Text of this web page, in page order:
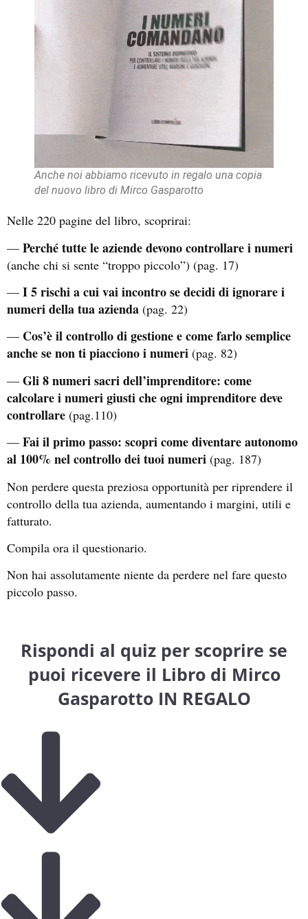
Anche noi abbiamo ricevuto in regalo una copia
del nuovo libro di Mirco Gasparotto
Nelle 220 pagine del libro, scoprirai:
— Perché tutte le aziende devono controllare i numeri
(anche chi si sente “troppo piccolo”) (pag. 17)
— I 5 rischi a cui vai incontro se decidi di ignorare i
numeri della tua azienda (pag. 22)
— Cos’è il controllo di gestione e come farlo semplice
anche se non ti piacciono i numeri (pag. 82)
— Gli 8 numeri sacri dell’imprenditore: come
calcolare i numeri giusti che ogni imprenditore deve
controllare (pag.110)
— Fai il primo passo: scopri come diventare autonomo
al 100% nel controllo dei tuoi numeri (pag. 187)
Non perdere questa preziosa opportunità per riprendere il
controllo della tua azienda, aumentando i margini, utili e
fatturato.
Compila ora il questionario.
Non hai assolutamente niente da perdere nel fare questo
piccolo passo.
Rispondi al quiz per scoprire se
puoi ricevere il Libro di Mirco
Gasparotto IN REGALO